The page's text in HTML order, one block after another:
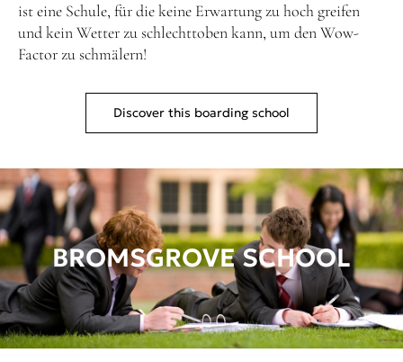
ist eine Schule, für die keine Erwartung zu hoch greifen
und kein Wetter zu schlechttoben kann, um den Wow-
Factor zu schmälern!
Discover this boarding school
BROMSGROVE SCHOOL